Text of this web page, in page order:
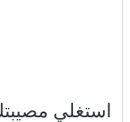
استغلي